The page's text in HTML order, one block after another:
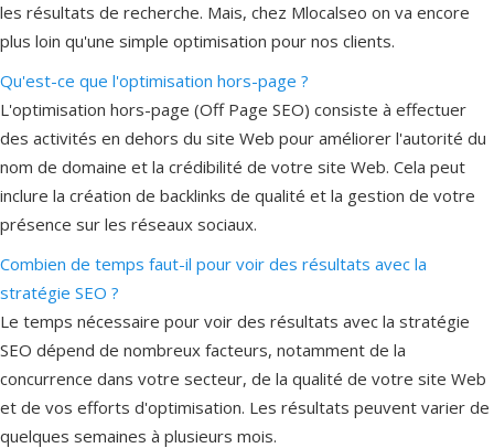
les résultats de recherche. Mais, chez Mlocalseo on va encore
plus loin qu'une simple optimisation pour nos clients.
Qu'est-ce que l'optimisation hors-page ?
L'optimisation hors-page (Off Page SEO) consiste à effectuer
des activités en dehors du site Web pour améliorer l'autorité du
nom de domaine et la crédibilité de votre site Web. Cela peut
inclure la création de backlinks de qualité et la gestion de votre
présence sur les réseaux sociaux.
Combien de temps faut-il pour voir des résultats avec la
stratégie SEO ?
Le temps nécessaire pour voir des résultats avec la stratégie
SEO dépend de nombreux facteurs, notamment de la
concurrence dans votre secteur, de la qualité de votre site Web
et de vos efforts d'optimisation. Les résultats peuvent varier de
quelques semaines à plusieurs mois.